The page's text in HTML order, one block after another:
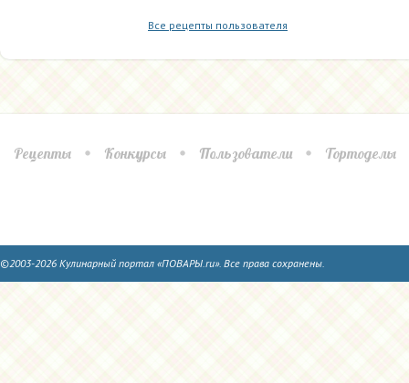
Все рецепты пользователя
Рецепты Конкурсы Пользователи Тортоделы
©2003-2026 Кулинарный портал «ПОВАРЫ.ru». Все права сохранены.